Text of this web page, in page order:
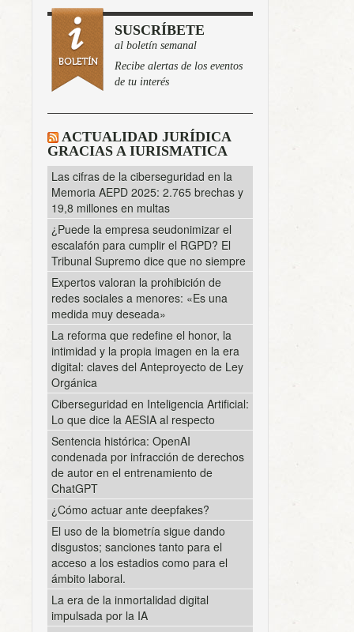
SUSCRÍBETE
al boletín semanal
Recibe alertas de los eventos
de tu interés
ACTUALIDAD JURÍDICA
GRACIAS A IURISMATICA
Las cifras de la ciberseguridad en la
Memoria AEPD 2025: 2.765 brechas y
19,8 millones en multas
¿Puede la empresa seudonimizar el
escalafón para cumplir el RGPD? El
Tribunal Supremo dice que no siempre
Expertos valoran la prohibición de
redes sociales a menores: «Es una
medida muy deseada»
La reforma que redefine el honor, la
intimidad y la propia imagen en la era
digital: claves del Anteproyecto de Ley
Orgánica
Ciberseguridad en Inteligencia Artificial:
Lo que dice la AESIA al respecto
Sentencia histórica: OpenAI
condenada por infracción de derechos
de autor en el entrenamiento de
ChatGPT
¿Cómo actuar ante deepfakes?
El uso de la biometría sigue dando
disgustos; sanciones tanto para el
acceso a los estadios como para el
ámbito laboral.
La era de la inmortalidad digital
impulsada por la IA